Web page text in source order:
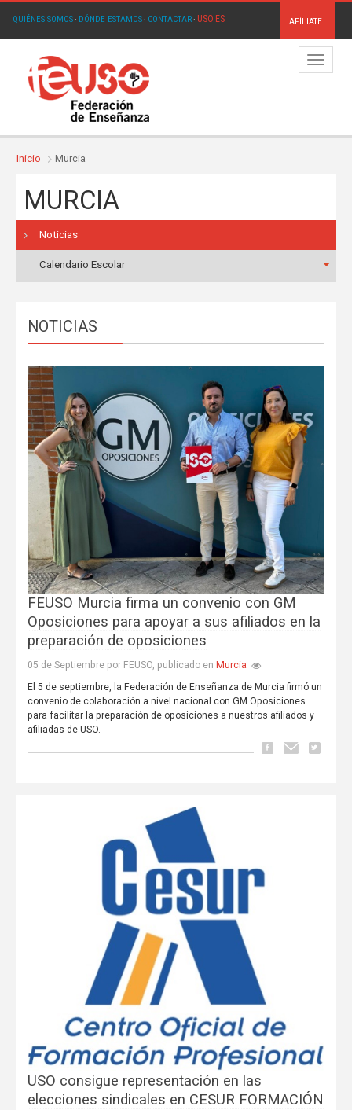
QUIÉNES SOMOS· DÓNDE ESTAMOS· CONTACTAR· USO.ES AFÍLIATE
Menú
Inicio Murcia
MURCIA
Noticias
Calendario Escolar
NOTICIAS
FEUSO Murcia firma un convenio con GM
Oposiciones para apoyar a sus afiliados en la
preparación de oposiciones
05 de Septiembre por FEUSO, publicado en Murcia
El 5 de septiembre, la Federación de Enseñanza de Murcia firmó un
convenio de colaboración a nivel nacional con GM Oposiciones
para facilitar la preparación de oposiciones a nuestros afiliados y
afiliadas de USO.
USO consigue representación en las
elecciones sindicales en CESUR FORMACIÓN